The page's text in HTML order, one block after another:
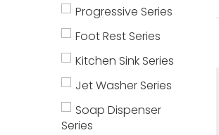
Progressive Series
Foot Rest Series
Kitchen Sink Series
Jet Washer Series
Soap Dispenser
Series